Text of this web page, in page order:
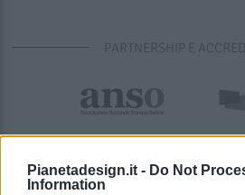
Pianetadesign.it - Do Not
Information
PARTNERSHIP E